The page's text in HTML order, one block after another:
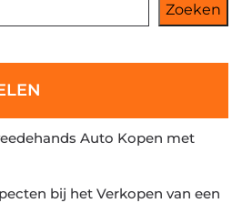
Zoeken
Auto Kopen met
bij het Verkopen van een